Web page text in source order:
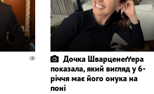
Дочка Шварценеґґера
показала, який вигляд у 6-
річчя має його онука на
поні